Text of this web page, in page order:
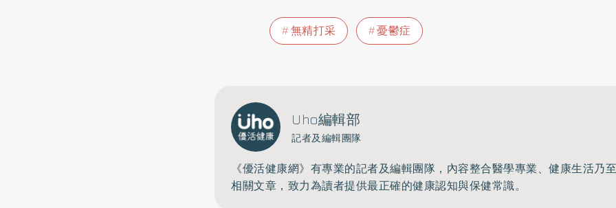
無精打采 憂鬱症
Uho編輯部
記者及編輯團隊
《優活健康網》有專業的記者及編輯團隊，內容整合醫學專業、健康生活乃
相關文章，致力為讀者提供最正確的健康認知與保健常識。